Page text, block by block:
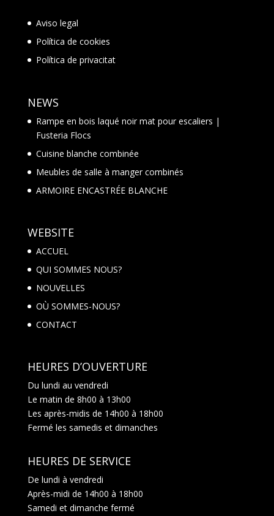
Aviso legal
Política de cookies
Política de privacitat
NEWS
Rampe en bois laqué noir mat pour escaliers |
Fusteria Flocs
Cuisine blanche combinée
Meubles de salle à manger combinés
ARMOIRE ENCASTRÉE BLANCHE
WEBSITE
ACCUEL
QUI SOMMES NOUS?
NOUVELLES
OÙ SOMMES-NOUS?
CONTACT
HEURES D’OUVERTURE
Du lundi au vendredi
Le matin de 8h00 à 13h00
Les après-midis de 14h00 à 18h00
Fermé les samedis et dimanches
HEURES DE SERVICE
De lundi à vendredi
Après-midi de 14h00 à 18h00
Samedi et dimanche fermé